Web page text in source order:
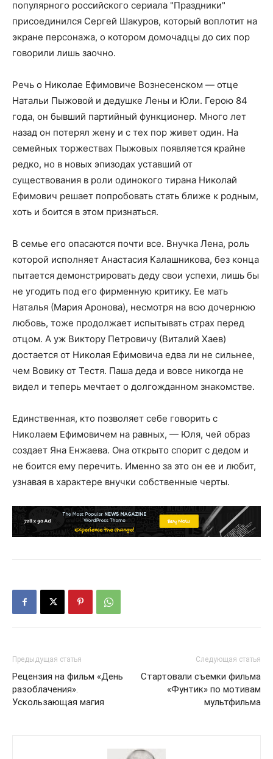
популярного российского сериала "Праздники"
присоединился Сергей Шакуров, который воплотит на
экране персонажа, о котором домочадцы до сих пор
говорили лишь заочно.
Речь о Николае Ефимовиче Вознесенском — отце
Натальи Пыжовой и дедушке Лены и Юли. Герою 84
года, он бывший партийный функционер. Много лет
назад он потерял жену и с тех пор живет один. На
семейных торжествах Пыжовых появляется крайне
редко, но в новых эпизодах уставший от
существования в роли одинокого тирана Николай
Ефимович решает попробовать стать ближе к родным,
хоть и боится в этом признаться.
В семье его опасаются почти все. Внучка Лена, роль
которой исполняет Анастасия Калашникова, без конца
пытается демонстрировать деду свои успехи, лишь бы
не угодить под его фирменную критику. Ее мать
Наталья (Мария Аронова), несмотря на всю дочернюю
любовь, тоже продолжает испытывать страх перед
отцом. А уж Виктору Петровичу (Виталий Хаев)
достается от Николая Ефимовича едва ли не сильнее,
чем Вовику от Тестя. Паша деда и вовсе никогда не
видел и теперь мечтает о долгожданном знакомстве.
Единственная, кто позволяет себе говорить с
Николаем Ефимовичем на равных, — Юля, чей образ
создает Яна Енжаева. Она открыто спорит с дедом и
не боится ему перечить. Именно за это он ее и любит,
узнавая в характере внучки собственные черты.
Предыдущая статья
Рецензия на фильм «День
разоблачения».
Ускользающая магия
Следующая статья
Стартовали съемки фильма
«Фунтик» по мотивам
мультфильма